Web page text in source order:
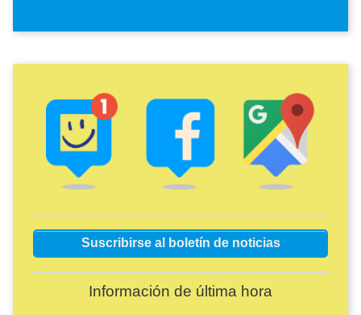
Imagen Imagen Imagen
Suscribirse al boletín de noticias
Información de última hora